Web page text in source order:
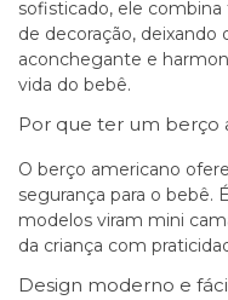
sofisticado, ele
de decoração,
aconchegante e
vida do bebê.
Por que ter um berço
O berço americano
segurança para o bebê.
modelos viram mini
da criança com
Design moderno e